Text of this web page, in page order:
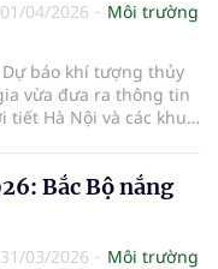
01/04/2026
Môi trường
báo khí tượng thủy
vừa đưa ra thông tin
tiết Hà Nội và các khu
Bắc Bộ nắng
31/03/2026
Môi trường